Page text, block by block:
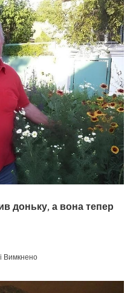
що
свою
доньку
будуть
берегти
і
навіть
просити
не
будуть
у
неї
про
допомогу,
а
всю
роботу
виконувати
я.
доньку, а вона тепер
Вимкненодо